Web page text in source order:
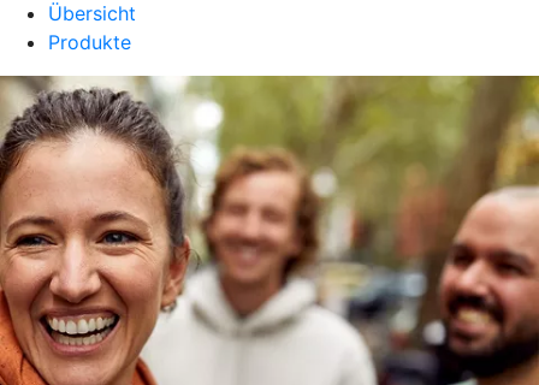
Übersicht
Produkte